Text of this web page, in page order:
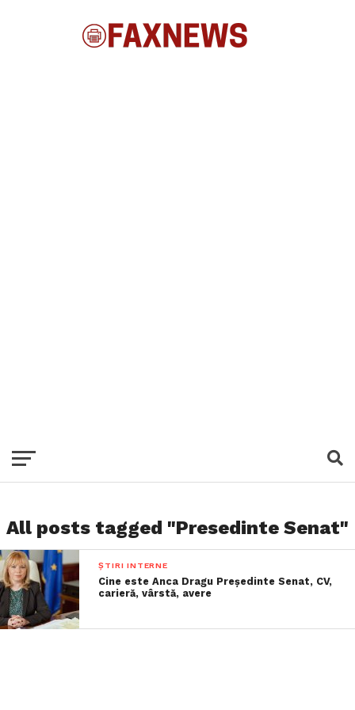
All posts tagged "Presedinte Senat"
ȘTIRI INTERNE
Cine este Anca Dragu Președinte Senat, CV,
carieră, vârstă, avere